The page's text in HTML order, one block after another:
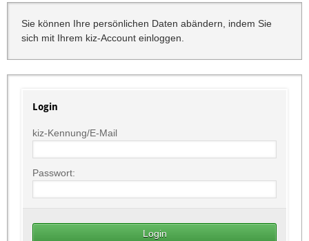
Sie können Ihre persönlichen Daten abändern, indem Sie
sich mit Ihrem kiz-Account einloggen.
Login
kiz-Kennung/E-Mail
Passwort: